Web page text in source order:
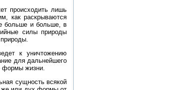
происходить лишь
как раскрываются
больше и больше, в
силы природы
к уничтожению
для дальнейшего
формы жизни.
сущность всякой